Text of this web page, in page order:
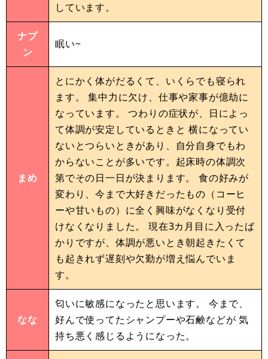
しています。
ナプ
ン
眠い~
まめ
とにかく体がだるくて、いくらでも寝られ
ます。 集中力に欠け、仕事や家事が億劫に
なっています。 つわりの症状が、日によっ
て体調が安定しているときと 横になってい
ないとつらいときがあり、自分自身でもわ
からないことが多いです。起床時の体調次
第でその日一日が決まります。 食の好みが
変わり、今まで大好きだったもの（コーヒ
ーや甘いもの）に全く興味がなくなり受付
けなくなりました。 現在3カ月目に入ったば
かりですが、体調が悪いとき朝起きたくて
も起きれず遅刻や欠勤が増え悩んでいま
す。
なな
匂いに敏感になったと思います。 今まで、
好んで使ってたシャンプーや石鹸などが 気
持ち悪く感じるようになった。